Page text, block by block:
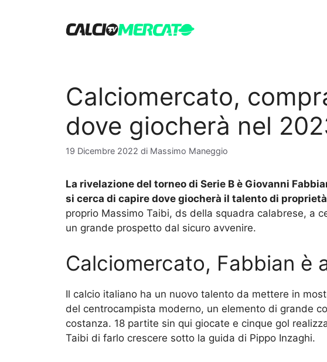
Calciomercato,
dove giocherà nel
19 Dicembre 2022 di Massimo Maneggio
La rivelazione del torneo di Serie B è Giovanni
si cerca di capire dove giocherà il talento di
proprio Massimo Taibi, ds della squadra calabrese, a
un grande prospetto dal sicuro avvenire.
Calciomercato, Fabbian è
Il calcio italiano ha un nuovo talento da mettere in
del centrocampista moderno, un elemento di grande
costanza. 18 partite sin qui giocate e cinque gol
Taibi di farlo crescere sotto la guida di Pippo Inzaghi.